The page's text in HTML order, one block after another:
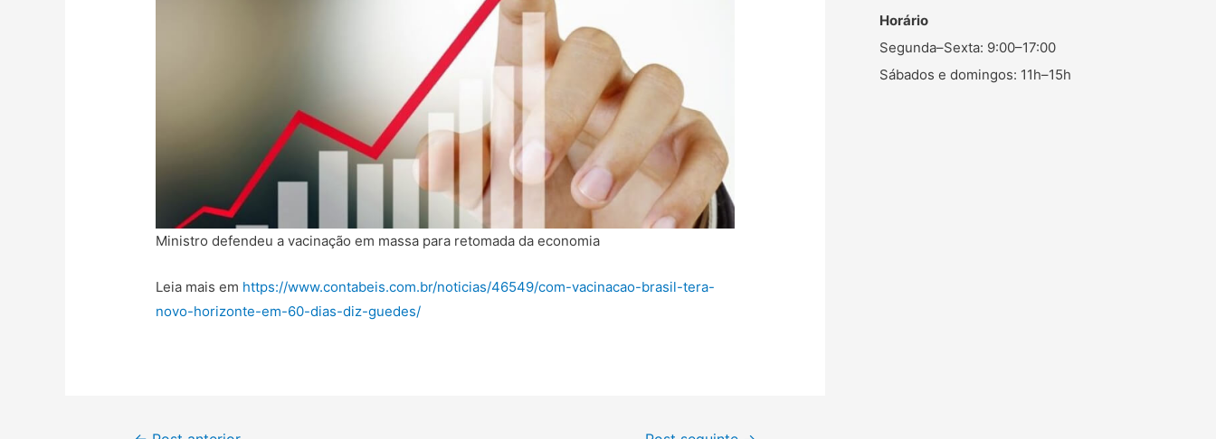
Ministro defendeu a vacinação em massa para retomada da economia
Leia mais em https://www.contabeis.com.br/noticias/46549/com-vacinacao-brasil-tera-
novo-horizonte-em-60-dias-diz-guedes/
Horário
Segunda–Sexta: 9:00–17:00
Sábados e domingos: 11h–15h